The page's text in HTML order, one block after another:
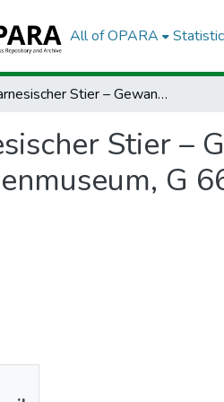
All of OPARA
Farnesischer Stier – Gewandteil des Zethos, Universität Leipzig, Antikenmuseum, G 661 – TF 11, high-poly
Stier –
G